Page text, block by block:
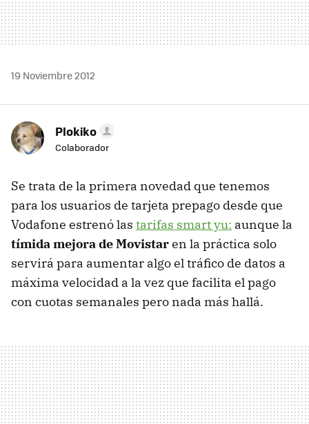
19 Noviembre 2012
Plokiko
Colaborador
Se trata de la primera novedad que tenemos
para los usuarios de tarjeta prepago desde que
Vodafone estrenó las tarifas smart yu: aunque la
tímida mejora de Movistaren la práctica solo
servirá para aumentar algo el tráfico de datos a
máxima velocidad a la vez que facilita el pago
con cuotas semanales pero nada más hallá.